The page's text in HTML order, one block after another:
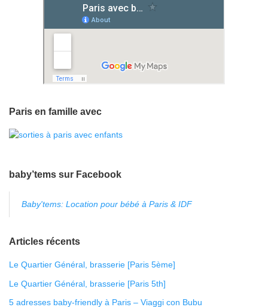
Paris en famille avec
baby’tems sur Facebook
Baby'tems: Location pour bébé à Paris & IDF
Articles récents
Le Quartier Général, brasserie [Paris 5ème]
Le Quartier Général, brasserie [Paris 5th]
5 adresses baby-friendly à Paris – Viaggi con Bubu